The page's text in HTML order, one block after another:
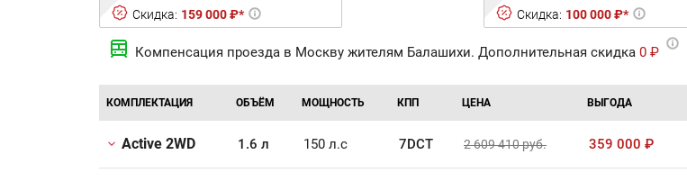
Скидка: 159 000 ₽* Скидка: 100 000 ₽*
Компенсация проезда в Москву жителям Балашихи. Дополнительная скидка 0 ₽
КОМПЛЕКТАЦИЯ ОБЪЁМ МОЩНОСТЬ КПП ЦЕНА ВЫГОДА
Active 2WD 1.6 л 150 л.с 7DCT 2 609 410руб. 359 000 ₽